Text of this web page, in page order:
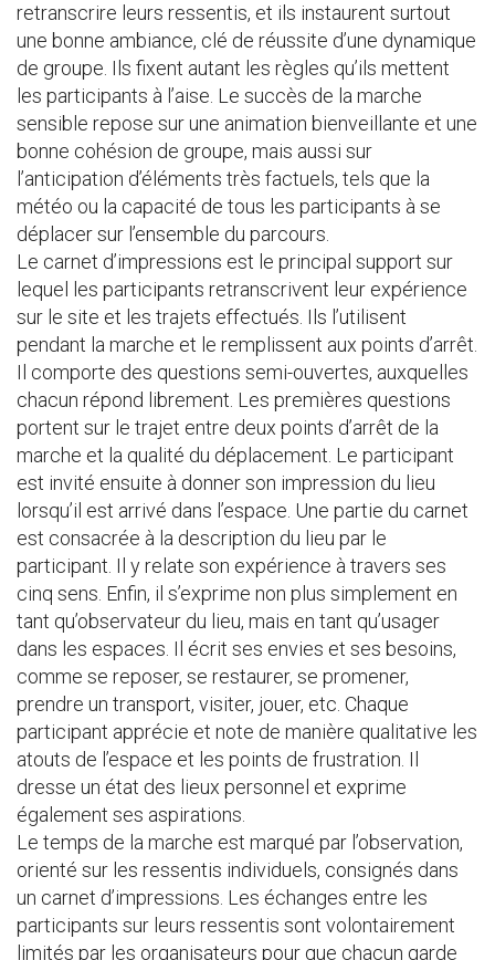
retranscrire leurs ressentis, et ils instaurent surtout
une bonne ambiance, clé de réussite d’une dynamique
de groupe. Ils fixent autant les règles qu’ils mettent
les participants à l’aise. Le succès de la marche
sensible repose sur une animation bienveillante et une
bonne cohésion de groupe, mais aussi sur
l’anticipation d’éléments très factuels, tels que la
météo ou la capacité de tous les participants à se
déplacer sur l’ensemble du parcours.
Le carnet d’impressions est le principal support sur
lequel les participants retranscrivent leur expérience
sur le site et les trajets effectués. Ils l’utilisent
pendant la marche et le remplissent aux points d’arrêt.
Il comporte des questions semi-ouvertes, auxquelles
chacun répond librement. Les premières questions
portent sur le trajet entre deux points d’arrêt de la
marche et la qualité du déplacement. Le participant
est invité ensuite à donner son impression du lieu
lorsqu’il est arrivé dans l’espace. Une partie du carnet
est consacrée à la description du lieu par le
participant. Il y relate son expérience à travers ses
cinq sens. Enfin, il s’exprime non plus simplement en
tant qu’observateur du lieu, mais en tant qu’usager
dans les espaces. Il écrit ses envies et ses besoins,
comme se reposer, se restaurer, se promener,
prendre un transport, visiter, jouer, etc. Chaque
participant apprécie et note de manière qualitative les
atouts de l’espace et les points de frustration. Il
dresse un état des lieux personnel et exprime
également ses aspirations.
Le temps de la marche est marqué par l’observation,
orienté sur les ressentis individuels, consignés dans
un carnet d’impressions. Les échanges entre les
participants sur leurs ressentis sont volontairement
limités par les organisateurs pour que chacun garde